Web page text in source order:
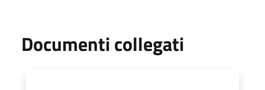
Documenti collegati